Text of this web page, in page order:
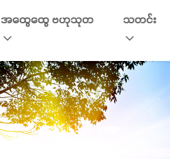
အထွေထွေ ဗဟုသုတ သတင်း